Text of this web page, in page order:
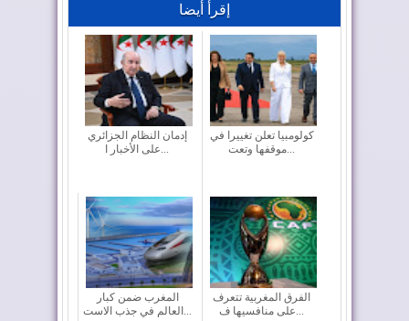
إقرأ أيضا
إدمان النظام الجزائري
كولومبيا تعلن تغييرا في
المغرب ضمن كبار
الفرق المغربية تتعرف